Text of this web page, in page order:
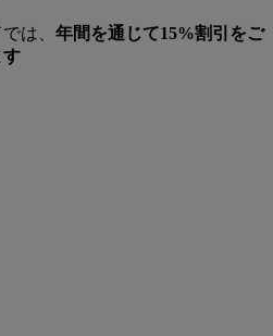
は、 年間を通じて15%割引をご
す